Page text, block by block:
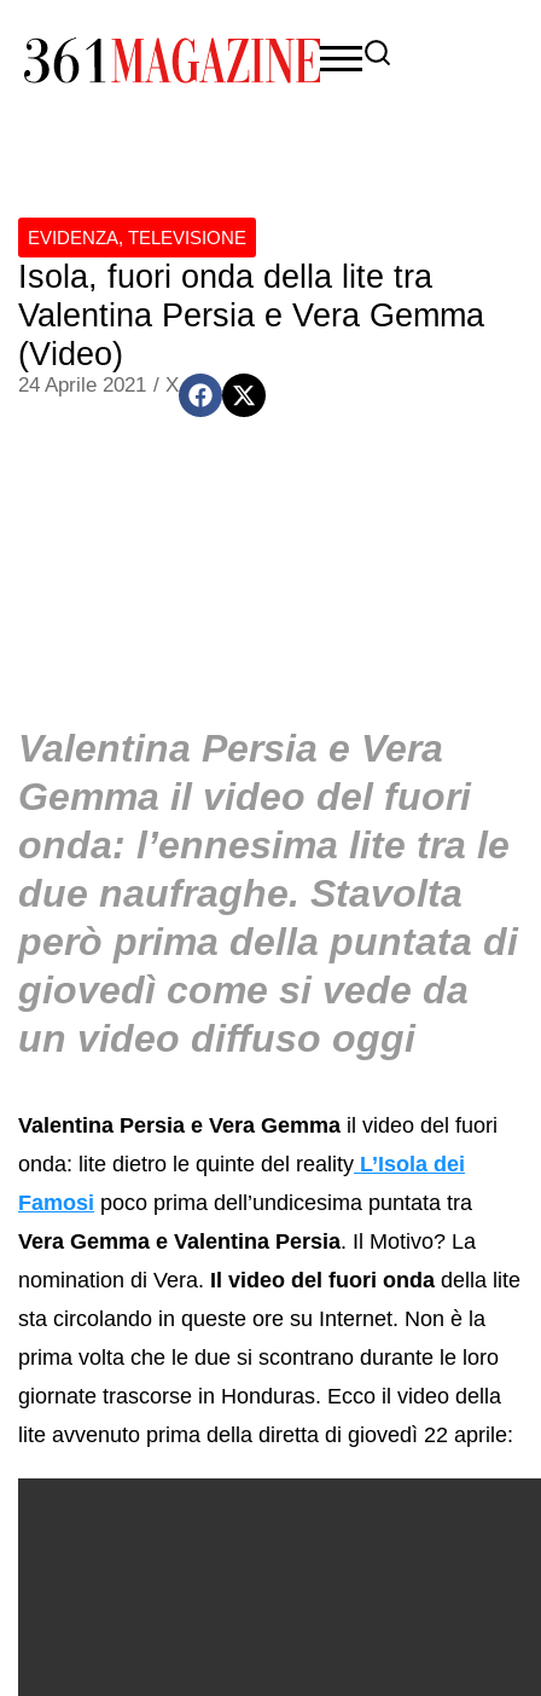
EVIDENZA, TELEVISIONE
Isola, fuori onda della lite tra
Valentina Persia e Vera Gemma
(Video)
24 Aprile 2021 / X
Valentina Persia e Vera
Gemma il video del fuori
onda: l’ennesima lite tra le
due naufraghe. Stavolta
però prima della puntata di
giovedì come si vede da
un video diffuso oggi
Valentina Persia e Vera Gemma il video del fuori
onda: lite dietro le quinte del reality L’Isola dei
Famosi poco prima dell’undicesima puntata tra
Vera Gemma e Valentina Persia. Il Motivo? La
nomination di Vera. Il video del fuori onda della lite
sta circolando in queste ore su Internet. Non è la
prima volta che le due si scontrano durante le loro
giornate trascorse in Honduras. Ecco il video della
lite avvenuto prima della diretta di giovedì 22 aprile: